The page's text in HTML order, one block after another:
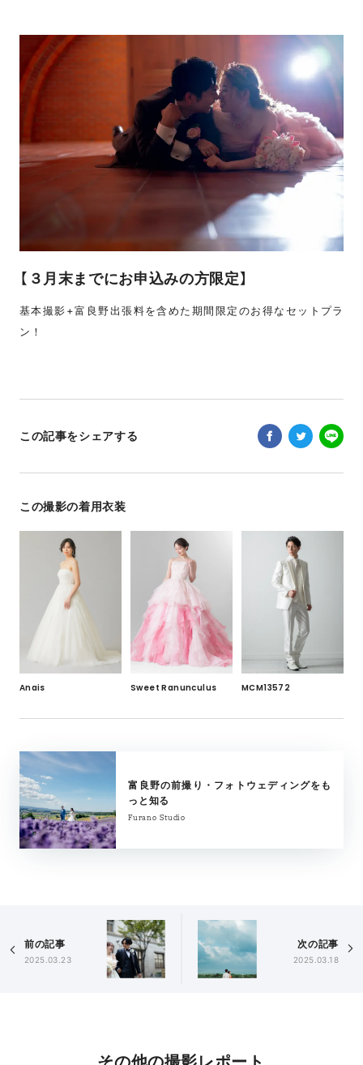
【３月末までにお申込みの方限定】
基本撮影+富良野出張料を含めた期間限定のお得なセットプラ
ン！
この記事をシェアする
この撮影の着用衣装
Anais Sweet Ranunculus MCM13572
富良野の前撮り・フォトウェディングをも
っと知る
Furano Studio
前の記事
2025.03.23
次の記事
2025.03.18